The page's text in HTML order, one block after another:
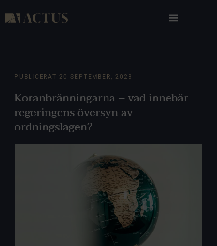
PUBLICERAT 20 SEPTEMBER, 2023
Koranbränningarna – vad innebär
regeringens översyn av
ordningslagen?